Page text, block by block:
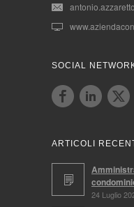
SOCIAL
ARTICOLI
24 Luglio